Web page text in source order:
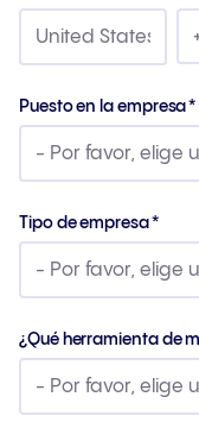
Puesto en la empresa*
Tipo de empresa*
¿Qué herramienta de